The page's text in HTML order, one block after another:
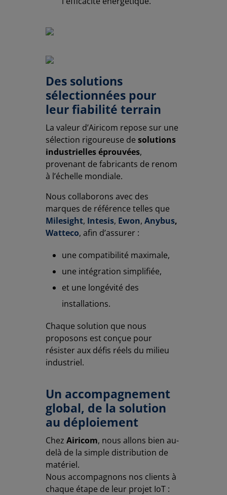
Des solutions
sélectionnées pour
leur fiabilité terrain
La valeur d’Airicom repose sur une
sélection rigoureuse de solutions
industrielles éprouvées,
provenant de fabricants de renom
à l’échelle mondiale.
Nous collaborons avec des
marques de référence telles que
Milesight, Intesis, Ewon, Anybus,
Watteco, afin d’assurer :
une compatibilité maximale,
une intégration simplifiée,
et une longévité des
installations.
Chaque solution que nous
proposons est conçue pour
résister aux défis réels du milieu
industriel.
Un accompagnement
global, de la solution
au déploiement
Chez Airicom, nous allons bien au-
delà de la simple distribution de
matériel.
Nous accompagnons nos clients à
chaque étape de leur projet IoT :